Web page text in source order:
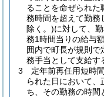
ることを命ぜられた
務時間を超えて勤務
除く。)に対して、
務1時間当りの給与
囲内で町長が規則で
務手当として支給す
3
定年前再任用短時
られた日において、
ち、その勤務の時間